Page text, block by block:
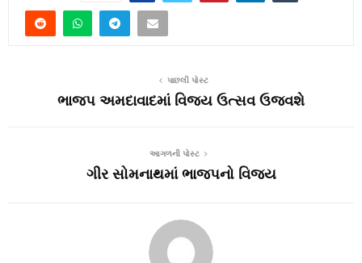
પાછલી પોસ્ટ
ભાજપ અમદાવાદમાં વિજય ઉત્‍સવ ઉજવશે
આગળની પોસ્ટ
ગીર સોમનાથમાં ભાજપનો વિજય